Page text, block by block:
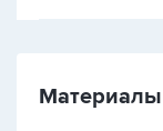
Материалы